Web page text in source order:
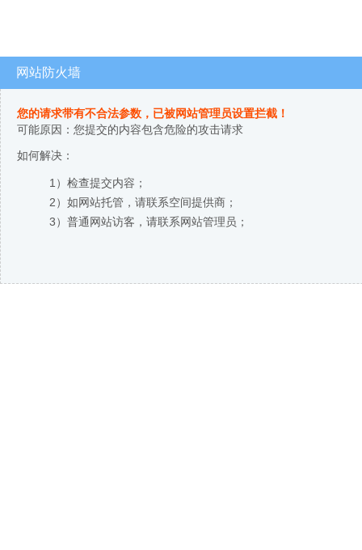
网站防火墙
您的请求带有不合法参数，已被网站管理员设置拦截！
可能原因：您提交的内容包含危险的攻击请求
如何解决：
1）检查提交内容；
2）如网站托管，请联系空间提供商；
3）普通网站访客，请联系网站管理员；